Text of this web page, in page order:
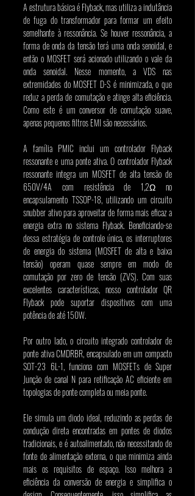
A estrutura básica é Flyback, mas utiliza a indutância
de fuga do transformador para formar um efeito
semelhante à ressonância. Se houver ressonância, a
forma de onda da tensão terá uma onda senoidal, e
então o MOSFET será acionado utilizando o vale da
onda senoidal. Nesse momento, a VDS nas
extremidades do MOSFET D-S é minimizada, o que
reduz a perda de comutação e atinge alta eficiência.
Como este é um conversor de comutação suave,
apenas pequenos filtros EMI são necessários.
A família PMIC inclui um controlador Flyback
ressonante e uma ponte ativa. O controlador Flyback
ressonante integra um MOSFET de alta tensão de
650V/4A com resistência de 1,2Ω no
encapsulamento TSSOP-18, utilizando um circuito
snubber ativo para aproveitar de forma mais eficaz a
energia extra no sistema Flyback. Beneficiando-se
dessa estratégia de controle única, os interruptores
de energia do sistema (MOSFET de alta e baixa
tensão) operam quase sempre em modo de
comutação por zero de tensão (ZVS). Com suas
excelentes características, nosso controlador QR
Flyback pode suportar dispositivos com uma
potência de até 150W.
Por outro lado, o circuito integrado controlador de
ponte ativa CMDRBR, encapsulado em um compacto
SOT-23 6L-1, funciona com MOSFETs de Super
Junção de canal N para retificação AC eficiente em
topologias de ponte completa ou meia ponte.
Ele simula um diodo ideal, reduzindo as perdas de
condução direta encontradas em pontes de diodos
tradicionais, e é autoalimentado, não necessitando de
fonte de alimentação externa, o que minimiza ainda
mais os requisitos de espaço. Isso melhora a
eficiência da conversão de energia e simplifica o